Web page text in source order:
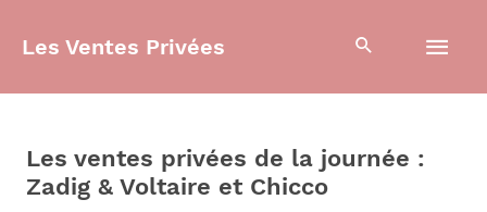
Les Ventes Privées
Les ventes privées de la journée :
Zadig & Voltaire et Chicco